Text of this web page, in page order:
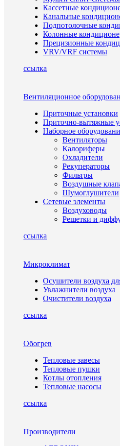
Кассетные
Канальные
Подпотолочные
Колонные
Прецизионные
VRV/VRF системы
ссылка
Вентиляционное
Приточные установки
Приточно-вытяжные
Наборное
Вентиляторы
Калориферы
Охладители
Рекуператоры
Фильтры
Воздушные
Шумоглушители
Сетевые элементы
Воздуховоды
Решетки и
ссылка
Микроклимат
Осушители воздуха
Увлажнители воздуха
Очистители воздуха
ссылка
Обогрев
Тепловые завесы
Тепловые пушки
Котлы отопления
Тепловые насосы
ссылка
Производители